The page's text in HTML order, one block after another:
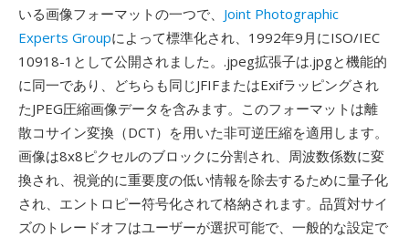
いる画像フォーマットの一つで、 Joint Photographic
Experts Groupによって標準化され、1992年9月にISO/IEC
10918-1として公開されました。.jpeg拡張子は.jpgと機能的
に同一であり、どちらも同じJFIFまたはExifラッピングされ
たJPEG圧縮画像データを含みます。このフォーマットは離
散コサイン変換（DCT）を用いた非可逆圧縮を適用します。
画像は8x8ピクセルのブロックに分割され、周波数係数に変
換され、視覚的に重要度の低い情報を除去するために量子化
され、エントロピー符号化されて格納されます。品質対サイ
ズのトレードオフはユーザーが選択可能で、一般的な設定で